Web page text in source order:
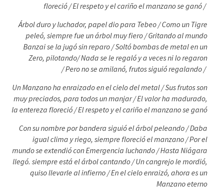
floreció /El respeto y el cariño el manzano se ganó /
Árbol duro y luchador, papel dio para Tebeo /Como un Tigre
peleó, siempre fue un árbol muy fiero /Gritando al mundo
Banzai se la jugó sin reparo /Soltó bombas de metal en un
Zero, pilotando/Nada se le regaló y a veces ni lo regaron
/Pero no se amilanó, frutos siguió regalando /
Un Manzano ha enraizado en el cielo del metal /Sus frutos son
muy preciados, para todos un manjar /El valor ha madurado,
la entereza floreció /El respeto y el cariño el manzano se ganó
Con su nombre por bandera siguió el árbol peleando /Daba
igual clima y riego, siempre floreció el manzano /Por el
mundo se extendió con Emergencia luchando /Hasta Niágara
llegó. siempre está el árbol cantando /Un cangrejo le mordió,
quiso llevarle al infierno /En el cielo enraizó, ahora es un
Manzano eterno